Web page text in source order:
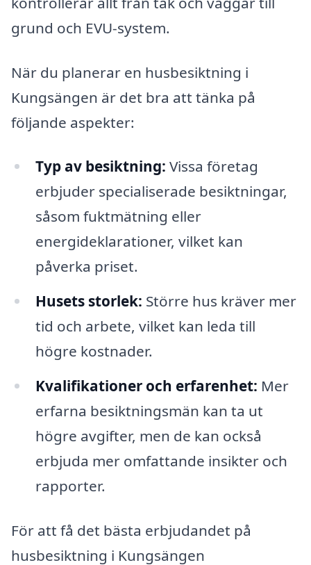
grund och EVU-system.
När du planerar en husbesiktning i
Kungsängen är det bra att tänka på
följande aspekter:
Typ av besiktning: Vissa företag
erbjuder specialiserade besiktningar,
såsom fuktmätning eller
energideklarationer, vilket kan
påverka priset.
Husets storlek: Större hus kräver mer
tid och arbete, vilket kan leda till
högre kostnader.
Kvalifikationer och erfarenhet: Mer
erfarna besiktningsmän kan ta ut
högre avgifter, men de kan också
erbjuda mer omfattande insikter och
rapporter.
För att få det bästa erbjudandet på
husbesiktning i Kungsängen